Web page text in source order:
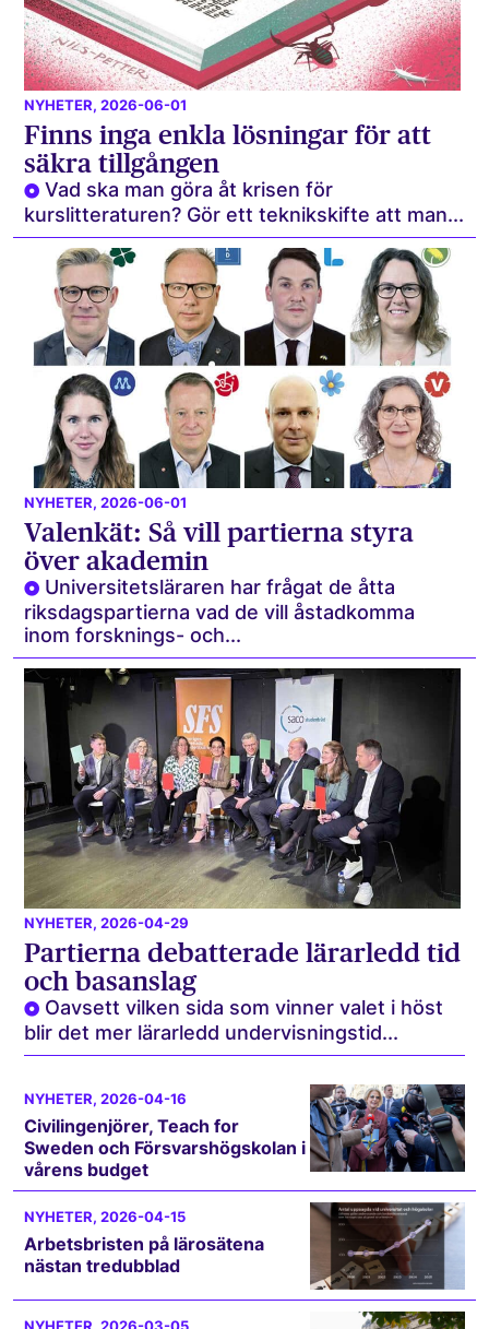
NYHETER, 2026-06-01
Finns inga enkla lösningar för att
säkra tillgången
Vad ska man göra åt krisen för
kurslitteraturen? Gör ett teknikskifte att man...
NYHETER, 2026-06-01
Valenkät: Så vill partierna styra
över akademin
Universitetsläraren har frågat de åtta
riksdagspartierna vad de vill åstadkomma
inom forsknings- och...
NYHETER, 2026-04-29
Partierna debatterade lärarledd tid
och basanslag
Oavsett vilken sida som vinner valet i höst
blir det mer lärarledd undervisningstid...
NYHETER, 2026-04-16
Civilingenjörer, Teach for
Sweden och Försvarshögskolan i
vårens budget
NYHETER, 2026-04-15
Arbetsbristen på lärosätena
nästan tredubblad